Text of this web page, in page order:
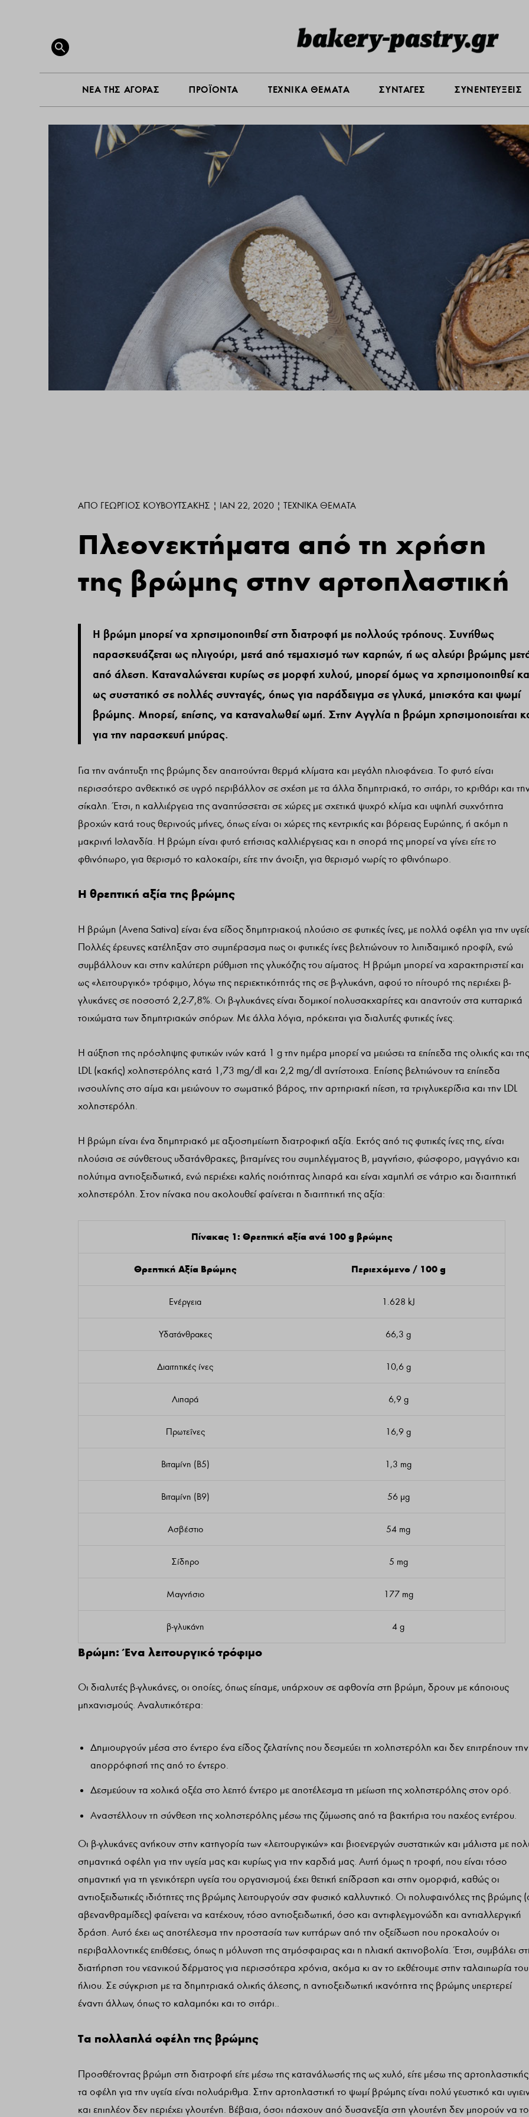
Search
for:
SEARCH BUTTON
ΝΕΑ ΤΗΣ ΑΓΟΡΑΣ ΠΡΟΪΟΝΤΑ ΤΕΧΝΙΚΑ ΘΕΜΑΤΑ ΣΥΝΤΑΓΕΣ ΣΥΝΕΝΤΕΥΞΕΙΣ
ΑΠΌ ΓΕΏΡΓΙΟΣ ΚΟΥΒΟΥΤΣΆΚΗΣ | ΙΑΝ 22, 2020 | ΤΕΧΝΙΚΆ ΘΈΜΑΤΑ
Πλεονεκτήματα από τη χρήση
της βρώμης στην αρτοπλαστική
Η βρώμη μπορεί να χρησιμοποιηθεί στη διατροφή με πολλούς τρόπους. Συνήθως
παρασκευάζεται ως πλιγούρι, μετά από τεμαχισμό των καρπών, ή ως αλεύρι βρώμης
από άλεση. Καταναλώνεται κυρίως σε μορφή χυλού, μπορεί όμως να χρησιμοποιηθεί
ως συστατικό σε πολλές συνταγές, όπως για παράδειγμα σε γλυκά, μπισκότα και ψωμί
βρώμης. Μπορεί, επίσης, να καταναλωθεί ωμή. Στην Αγγλία η βρώμη χρησιμοποιείται
για την παρασκευή μπύρας.
Για την ανάπτυξη της βρώμης δεν απαιτούνται θερμά κλίματα και μεγάλη ηλιοφάνεια. Το φυτό είναι
περισσότερο ανθεκτικό σε υγρό περιβάλλον σε σχέση με τα άλλα δημητριακά, το σιτάρι, το κριθάρι και
σίκαλη. Έτσι, η καλλιέργεια της αναπτύσσεται σε χώρες με σχετικά ψυχρό κλίμα και υψηλή συχνότητα
βροχών κατά τους θερινούς μήνες, όπως είναι οι χώρες της κεντρικής και βόρειας Ευρώπης, ή ακόμη η
μακρινή Ισλανδία. Η βρώμη είναι φυτό ετήσιας καλλιέργειας και η σπορά της μπορεί να γίνει είτε το
φθινόπωρο, για θερισμό το καλοκαίρι, είτε την άνοιξη, για θερισμό νωρίς το φθινόπωρο.
Η θρεπτική αξία της βρώμης
Η βρώμη (Avena Sativa) είναι ένα είδος δημητριακού, πλούσιο σε φυτικές ίνες, με πολλά οφέλη για την
Πολλές έρευνες κατέληξαν στο συμπέρασμα πως οι φυτικές ίνες βελτιώνουν το λιπιδαιμικό προφίλ, ενώ
συμβάλλουν και στην καλύτερη ρύθμιση της γλυκόζης του αίματος. Η βρώμη μπορεί να χαρακτηριστεί και
ως «λειτουργικό» τρόφιμο, λόγω της περιεκτικότητάς της σε β-γλυκάνη, αφού το πίτουρό της περιέχει β-
γλυκάνες σε ποσοστό 2,2-7,8%. Οι β-γλυκάνες είναι δομικοί πολυσακχαρίτες και απαντούν στα κυτταρικά
τοιχώματα των δημητριακών σπόρων. Με άλλα λόγια, πρόκειται για διαλυτές φυτικές ίνες.
Η αύξηση της πρόσληψης φυτικών ινών κατά 1 g την ημέρα μπορεί να μειώσει τα επίπεδα της ολικής και της
LDL (κακής) χοληστερόλης κατά 1,73 mg/dl και 2,2 mg/dl αντίστοιχα. Επίσης βελτιώνουν τα επίπεδα
ινσουλίνης στο αίμα και μειώνουν το σωματικό βάρος, την αρτηριακή πίεση, τα τριγλυκερίδια και την LDL
χοληστερόλη.
Η βρώμη είναι ένα δημητριακό με αξιοσημείωτη διατροφική αξία. Εκτός από τις φυτικές ίνες της, είναι
πλούσια σε σύνθετους υδατάνθρακες, βιταμίνες του συμπλέγματος Β, μαγνήσιο, φώσφορο, μαγγάνιο και
πολύτιμα αντιοξειδωτικά, ενώ περιέχει καλής ποιότητας λιπαρά και είναι χαμηλή σε νάτριο και διαιτητική
χοληστερόλη. Στον πίνακα που ακολουθεί φαίνεται η διαιτητική της αξία:
Πίνακας 1: Θρεπτική αξία ανά 100 g βρώμης
Θρεπτική Αξία Βρώμης Περιεχόμενο / 100 g
Ενέργεια 1.628 kJ
Υδατάνθρακες 66,3 g
Διαιτητικές ίνες 10,6 g
Λιπαρά 6,9 g
Πρωτεΐνες 16,9 g
Βιταμίνη (B5) 1,3 mg
Βιταμίνη (B9) 56 μg
Ασβέστιο 54 mg
Σίδηρο 5 mg
Μαγνήσιο 177 mg
β-γλυκάνη 4 g
Βρώμη: Ένα λειτουργικό τρόφιμο
Οι διαλυτές β-γλυκάνες, οι οποίες, όπως είπαμε, υπάρχουν σε αφθονία στη βρώμη, δρουν με κάποιους
μηχανισμούς. Αναλυτικότερα:
Δημιουργούν μέσα στο έντερο ένα είδος ζελατίνης που δεσμεύει τη χοληστερόλη και δεν επιτρέπουν την
απορρόφησή της από το έντερο.
Δεσμεύουν τα χολικά οξέα στο λεπτό έντερο με αποτέλεσμα τη μείωση της χοληστερόλης στον ορό.
Αναστέλλουν τη σύνθεση της χοληστερόλης μέσω της ζύμωσης από τα βακτήρια του παχέος εντέρου.
Οι β-γλυκάνες ανήκουν στην κατηγορία των «λειτουργικών» και βιοενεργών συστατικών και μάλιστα με
σημαντικά οφέλη για την υγεία μας και κυρίως για την καρδιά μας. Αυτή όμως η τροφή, που είναι τόσο
σημαντική για τη γενικότερη υγεία του οργανισμού, έχει θετική επίδραση και στην ομορφιά, καθώς οι
αντιοξειδωτικές ιδιότητες της βρώμης λειτουργούν σαν φυσικό καλλυντικό. Οι πολυφαινόλες της βρώμης
αβενανθραμίδες) φαίνεται να κατέχουν, τόσο αντιοξειδωτική, όσο και αντιφλεγμονώδη και αντιαλλεργική
δράση. Αυτό έχει ως αποτέλεσμα την προστασία των κυττάρων από την οξείδωση που προκαλούν οι
περιβαλλοντικές επιθέσεις, όπως η μόλυνση της ατμόσφαιρας και η ηλιακή ακτινοβολία. Έτσι, συμβάλει
διατήρηση του νεανικού δέρματος για περισσότερα χρόνια, ακόμα κι αν το εκθέτουμε στην ταλαιπωρία του
ήλιου. Σε σύγκριση με τα δημητριακά ολικής άλεσης, η αντιοξειδωτική ικανότητα της βρώμης υπερτερεί
έναντι άλλων, όπως το καλαμπόκι και το σιτάρι..
Τα πολλαπλά οφέλη της βρώμης
Προσθέτοντας βρώμη στη διατροφή είτε μέσω της κατανάλωσής της ως χυλό, είτε μέσω της
τα οφέλη για την υγεία είναι πολυάριθμα. Στην αρτοπλαστική το ψωμί βρώμης είναι πολύ γευστικό και
και επιπλέον δεν περιέχει γλουτένη. Βέβαια, όσοι πάσχουν από δυσανεξία στη γλουτένη δεν μπορούν να το